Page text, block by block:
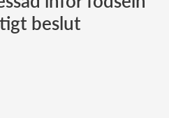
kungahusetbeslut